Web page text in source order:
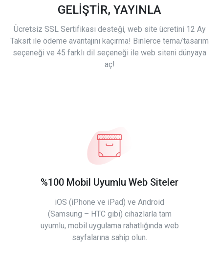
GELİŞTİR, YAYINLA
Ücretsiz SSL Sertifikası desteği, web site ücretini 12 Ay
Taksit ile ödeme avantajını kaçırma! Binlerce tema/tasarım
seçeneği ve 45 farklı dil seçeneği ile web siteni dünyaya
aç!
%100 Mobil Uyumlu Web Siteler
iOS (iPhone ve iPad) ve Android
(Samsung – HTC gibi) cihazlarla tam
uyumlu, mobil uygulama rahatlığında web
sayfalarına sahip olun.